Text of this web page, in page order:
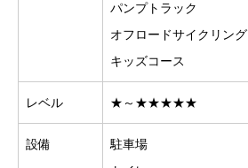
パンプトラック
オフロードサイクリング
キッズコース
レベル ★～★★★★★
設備
駐車場